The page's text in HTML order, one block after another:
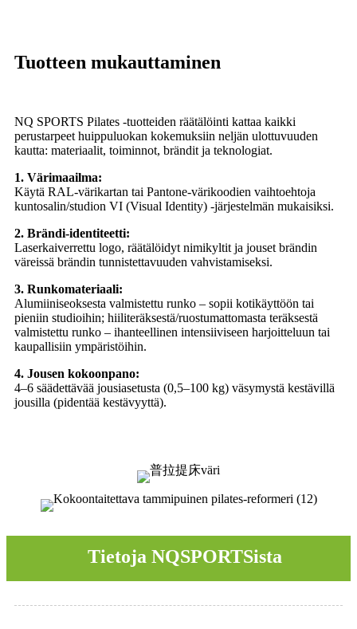
Tuotteen mukauttaminen
NQ SPORTS Pilates -tuotteiden räätälöinti kattaa kaikki
perustarpeet huippuluokan kokemuksiin neljän ulottuvuuden
kautta: materiaalit, toiminnot, brändit ja teknologiat.
1. Värimaailma:
Käytä RAL-värikartan tai Pantone-värikoodien vaihtoehtoja
kuntosalin/studion VI (Visual Identity) -järjestelmän mukaisiksi.
2. Brändi-identiteetti:
Laserkaiverrettu logo, räätälöidyt nimikyltit ja jouset brändin
väreissä brändin tunnistettavuuden vahvistamiseksi.
3. Runkomateriaali:
Alumiiniseoksesta valmistettu runko – sopii kotikäyttöön tai
pieniin studioihin; hiiliteräksestä/ruostumattomasta teräksestä
valmistettu runko – ihanteellinen intensiiviseen harjoitteluun tai
kaupallisiin ympäristöihin.
4. Jousen kokoonpano:
4–6 säädettävää jousiasetusta (0,5–100 kg) väsymystä kestävillä
jousilla (pidentää kestävyyttä).
Tietoja NQSPORTSista